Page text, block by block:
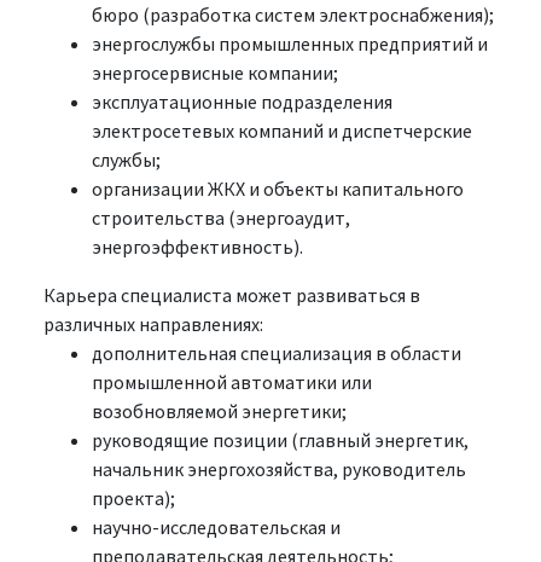
бюро (разработка систем электроснабжения);
энергослужбы промышленных предприятий и
энергосервисные компании;
эксплуатационные подразделения
электросетевых компаний и диспетчерские
службы;
организации ЖКХ и объекты капитального
строительства (энергоаудит,
энергоэффективность).
Карьера специалиста может развиваться в
различных направлениях:
дополнительная специализация в области
промышленной автоматики или
возобновляемой энергетики;
руководящие позиции (главный энергетик,
начальник энергохозяйства, руководитель
проекта);
научно-исследовательская и
преподавательская деятельность;